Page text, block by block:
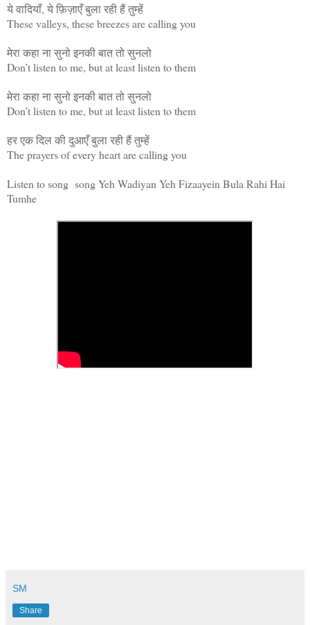
ये वादियाँ, ये फ़िज़ाएँ बुला रही हैं तुम्हें
These valleys, these breezes are calling you
मेरा कहा ना सुनो इनकी बात तो सुनलो
Don’t listen to me, but at least listen to them
मेरा कहा ना सुनो इनकी बात तो सुनलो
Don’t listen to me, but at least listen to them
हर एक दिल की दुआएँ बुला रही हैं तुम्हें
The prayers of every heart are calling you
Listen to song song Yeh Wadiyan Yeh Fizaayein Bula Rahi Hai
Tumhe
SM
Share